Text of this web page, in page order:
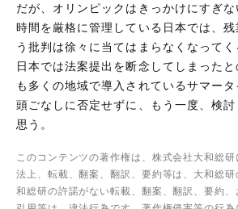
だが、オリンピックはきっかけにすぎ
時間を厳格に管理している日本では、
う批判は徐々に当てはまらなくなってく
日本では法案提出を断念してしまった
も多くの地域で導入されているサマータ
頭ごなしに否定せずに、もう一度、検討
思う。
このコンテンツの著作権は、株式会社大和総
法上、転載、翻案、翻訳、要約等は、大和総
和総研の許諾がない転載、翻案、翻訳、要約